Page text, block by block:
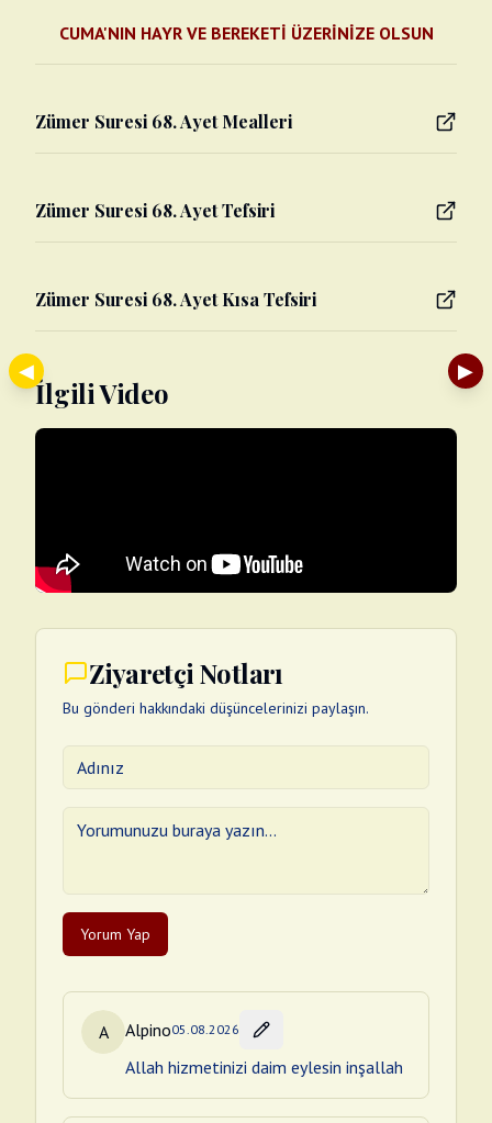
CUMA'NIN HAYR VE BEREKETİ ÜZERİNİZE OLSUN
Zümer Suresi 68. Ayet Mealleri
Zümer Suresi 68. Ayet Tefsiri
Zümer Suresi 68. Ayet Kısa Tefsiri
İlgili Video
Ziyaretçi Notları
Bu gönderi hakkındaki düşüncelerinizi paylaşın.
Yorum Yap
A Alpino05.08.2026
Allah hizmetinizi daim eylesin inşallah
◀ ▶